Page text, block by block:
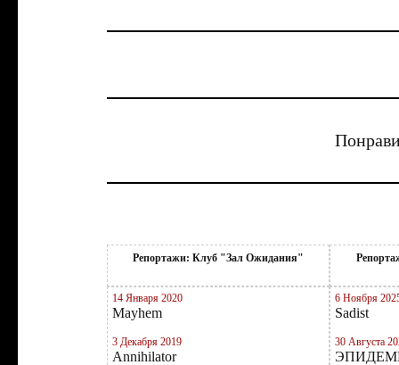
Репортажи: Клуб "Зал Ожидания"
14 Января 2020
Mayhem
3 Декабря 2019
Annihilator
6 Ноября
Sadist
30 Августа